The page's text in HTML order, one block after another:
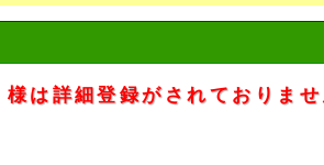
は詳細登録がされておりま